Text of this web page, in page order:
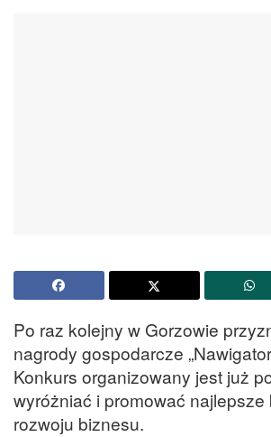
Po raz kolejny w Gorzowie
nagrody gospodarcze
Konkurs organizowany jest już
wyróżniać i promować najlepsze
rozwoju biznesu.